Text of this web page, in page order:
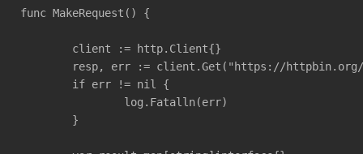
func MakeRequest() {